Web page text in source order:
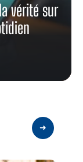
vérité sur